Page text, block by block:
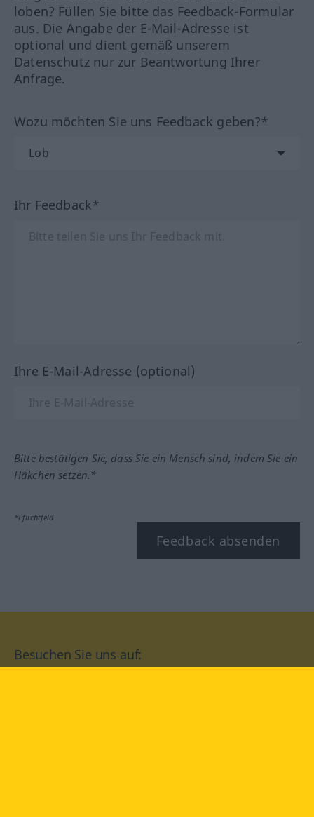
loben? Füllen Sie bitte das Feedback-Formular
aus. Die Angabe der E-Mail-Adresse ist
optional und dient gemäß unserem
Datenschutz nur zur Beantwortung Ihrer
Anfrage.
Wozu möchten Sie uns Feedback geben?*
Ihr Feedback*
Ihre E-Mail-Adresse (optional)
Bitte bestätigen Sie, dass Sie ein Mensch sind, indem Sie ein
Häkchen setzen.*
*Pflichtfeld
Feedback absenden
Besuchen Sie uns auf: